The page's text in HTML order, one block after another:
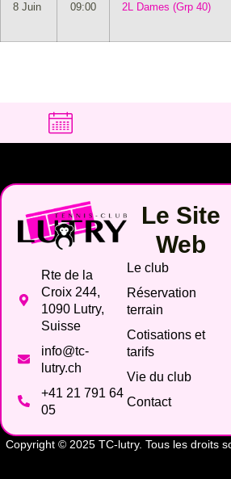
8 Juin 09:00 2L Dames (Grp 40)
Rte de la
Croix 244,
1090 Lutry,
Suisse
info@tc-
lutry.ch
+41 21 791 64
05
Le Site
Web
Le club
Réservation
terrain
Cotisations et
tarifs
Vie du club
Contact
Copyright © 2025 TC-lutry. Tous les droits